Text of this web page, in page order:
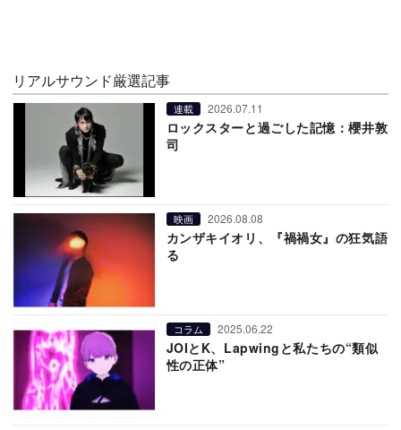
リアルサウンド厳選記事
連載 2026.07.11
ロックスターと過ごした記憶：櫻井敦
司
映画 2026.08.08
カンザキイオリ、『禍禍女』の狂気語
る
コラム 2025.06.22
JOIとK、Lapwingと私たちの“類似
性の正体”